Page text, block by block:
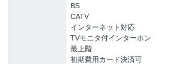
BS
CATV
インターネット対応
TVモニタ付インターホン
最上階
初期費用カード決済可